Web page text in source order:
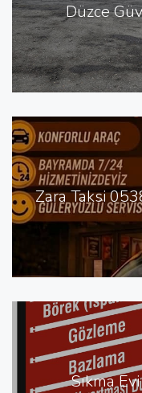
Düzce
Zara Taksi
Sıkma